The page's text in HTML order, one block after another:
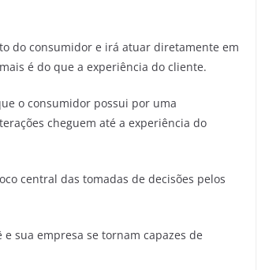
do consumidor e irá atuar diretamente em
é do que a experiência do cliente.
o consumidor possui por uma
cheguem até a experiência do
central das tomadas de decisões pelos
sua empresa se tornam capazes de